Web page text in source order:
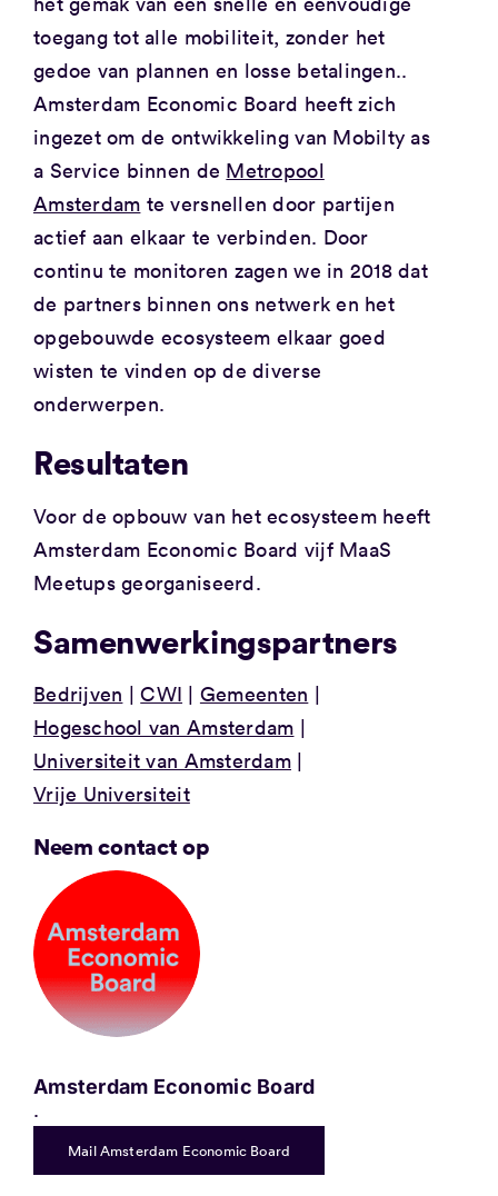
toegang tot alle mobiliteit, zonder het
gedoe van plannen en losse betalingen..
Amsterdam Economic Board heeft zich
ingezet om de ontwikkeling van Mobilty as
a Service binnen de Metropool
Amsterdam te versnellen door partijen
actief aan elkaar te verbinden. Door
continu te monitoren zagen we in 2018 dat
de partners binnen ons netwerk en het
opgebouwde ecosysteem elkaar goed
wisten te vinden op de diverse
onderwerpen.
Resultaten
Voor de opbouw van het ecosysteem heeft
Amsterdam Economic Board vijf MaaS
Meetups georganiseerd.
Samenwerkingspartners
Bedrijven CWI
Gemeenten
Hogeschool van Amsterdam
Universiteit van Amsterdam
Vrije Universiteit
Neem contact op
Amsterdam Economic Board
.
Mail Amsterdam Economic Board